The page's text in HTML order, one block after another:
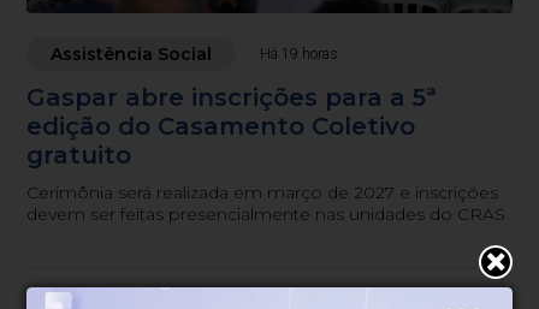
Assistência Social Há 19 horas
Gaspar abre inscrições para a 5ª
edição do Casamento Coletivo
gratuito
Cerimônia será realizada em março de 2027 e inscrições
devem ser feitas presencialmente nas unidades do CRAS